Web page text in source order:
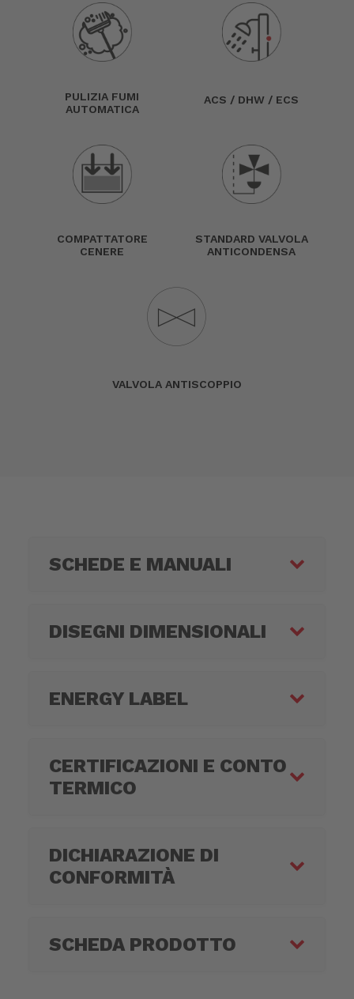
PULIZIA FUMI
AUTOMATICA
ACS / DHW / ECS
COMPATTATORE
CENERE
STANDARD VALVOLA
ANTICONDENSA
VALVOLA ANTISCOPPIO
SCHEDE E MANUALI
DISEGNI DIMENSIONALI
ENERGY LABEL
CERTIFICAZIONI E CONTO
TERMICO
DICHIARAZIONE DI
CONFORMITÀ
SCHEDA PRODOTTO